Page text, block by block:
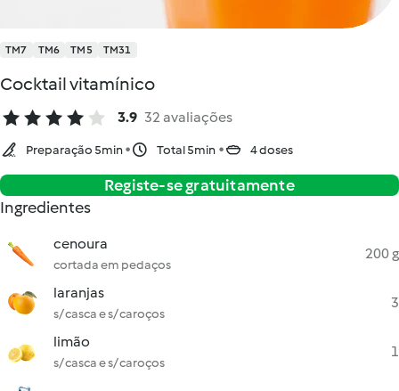
TM7 TM6 TM5 TM31
Cocktail vitamínico
3.9 32 avaliações
Preparação 5min Total 5min 4 doses
Registe-se gratuitamente
Ingredientes
cenoura
cortada em pedaços
200 g
laranjas
s/ casca e s/ caroços
3
limão
s/ casca e s/ caroços
1